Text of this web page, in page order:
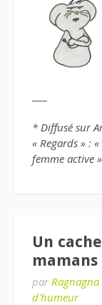
* Diffusé sur
« Regards » :
femme active
Un
par Ragnagna
d'humeur